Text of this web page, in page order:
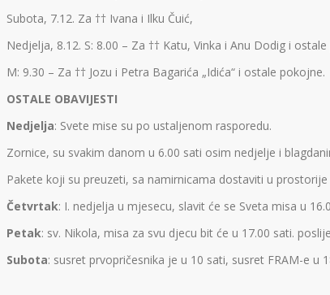
Subota, 7.12. Za †† Ivana i Ilku Čuić,
Nedjelja, 8.12. S: 8.00 – Za †† Katu, Vinka i Anu Dodig i
M: 9.30 – Za †† Jozu i Petra Bagarića „Idića“ i ostale pokojne.
OSTALE OBAVIJESTI
Nedjelja: Svete mise su po ustaljenom rasporedu.
Zornice, su svakim danom u 6.00 sati osim nedjelje i
Pakete koji su preuzeti, sa namirnicama dostaviti u
Četvrtak: I. nedjelja u mjesecu, slavit će se Sveta misa u
Petak: sv. Nikola, misa za svu djecu bit će u 17.00 sati.
Subota: susret prvopričesnika je u 10 sati, susret FRAM-e u